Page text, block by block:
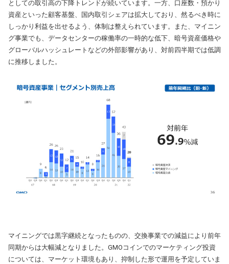
としての取引高の下降トレンドが続いています。一方、口座数・預かり
資産といった顧客基盤、国内取引シェアは拡大しており、然るべき時に
しっかり利益を出せるよう、体制は整えられています。また、マイニン
グ事業でも、データセンターの稼働率の一時的な低下、暗号資産価格や
グローバルハッシュレートなどの外部影響があり、対前四半期では低調
に推移しました。
マイニングでは黒字継続となったものの、交換事業での減益により前年
同期からは大幅減となりました。GMOコインでのマーケティング投資
については、マーケット環境もあり、抑制した形で運用を予定していま